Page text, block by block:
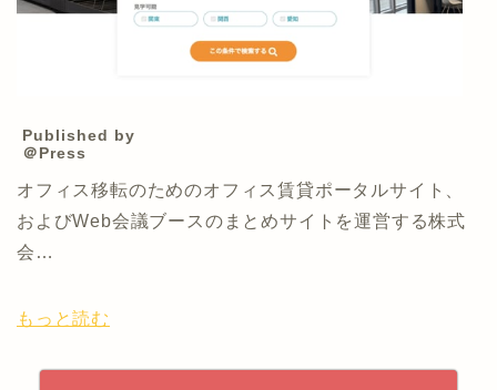
Published by
＠Press
オフィス移転のためのオフィス賃貸ポータルサイト、
およびWeb会議ブースのまとめサイトを運営する株式
会…
もっと読む